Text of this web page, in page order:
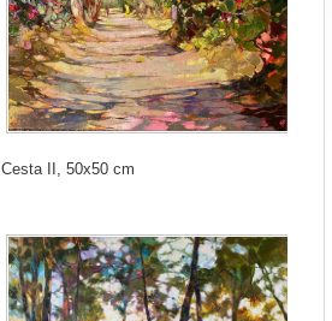
Cesta II, 50x50 cm